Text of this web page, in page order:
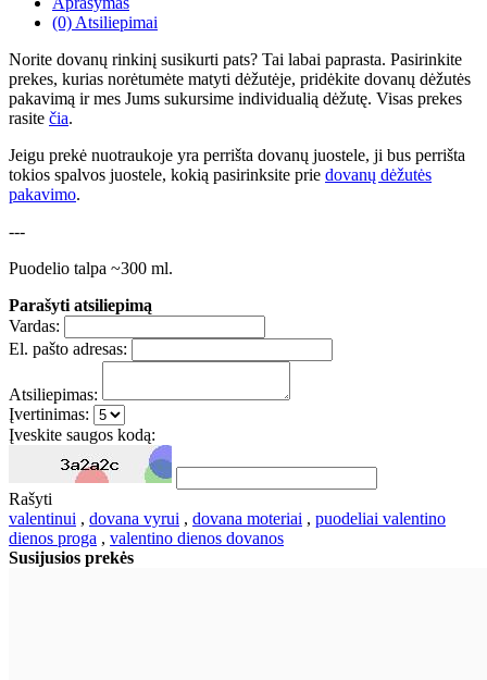
(0) Atsiliepimai
Norite dovanų rinkinį susikurti pats? Tai labai paprasta. Pasirinkite
prekes, kurias norėtumėte matyti dėžutėje, pridėkite dovanų dėžutės
pakavimą ir mes Jums sukursime individualią dėžutę. Visas prekes
rasite čia.
Jeigu prekė nuotraukoje yra perrišta dovanų juostele, ji bus perrišta
tokios spalvos juostele, kokią pasirinksite prie dovanų dėžutės
pakavimo.
---
Puodelio talpa ~300 ml.
Parašyti atsiliepimą
Vardas:
El. pašto adresas:
Atsiliepimas:
Įvertinimas:
Įveskite saugos kodą:
Rašyti
valentinui , dovana vyrui , dovana moteriai , puodeliai valentino
dienos proga , valentino dienos dovanos
Susijusios prekės